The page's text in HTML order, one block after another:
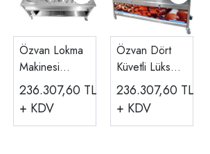
Özvan Lokma
Makinesi
Çikolata
Pompalı Özel
Maksatlı OML
236.307,60 TL
+ KDV
Özvan Dört
Küvetli Lüks
Tezgahlı
Tulumba-
Lokma
236.307,60 TL
+ KDV